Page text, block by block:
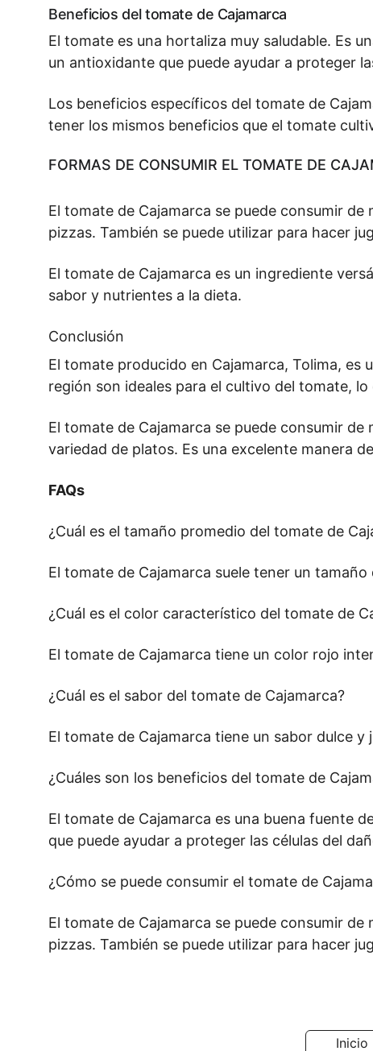
Beneficios del tomate de Cajamarca
El tomate es una hortaliza muy saludable. Es
un antioxidante que puede ayudar a proteger
Los beneficios específicos del tomate de
tener los mismos beneficios que el tomate
FORMAS DE CONSUMIR EL TOMATE DE
El tomate de Cajamarca se puede consumir
pizzas. También se puede utilizar para hacer
El tomate de Cajamarca es un ingrediente
sabor y nutrientes a la dieta.
Conclusión
El tomate producido en Cajamarca, Tolima, es
región son ideales para el cultivo del tomate,
El tomate de Cajamarca se puede consumir
variedad de platos. Es una excelente manera
FAQs
¿Cuál es el tamaño promedio del tomate de
El tomate de Cajamarca suele tener un
¿Cuál es el color característico del tomate de
El tomate de Cajamarca tiene un color rojo
¿Cuál es el sabor del tomate de Cajamarca?
El tomate de Cajamarca tiene un sabor dulce
¿Cuáles son los beneficios del tomate de
El tomate de Cajamarca es una buena fuente
que puede ayudar a proteger las células del
¿Cómo se puede consumir el tomate de
El tomate de Cajamarca se puede consumir
pizzas. También se puede utilizar para hacer
Inicio